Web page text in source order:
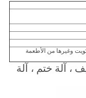
وغيرها من الأطعمة
، آلة ختم ، آلة